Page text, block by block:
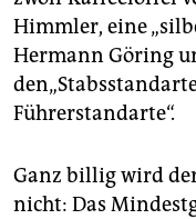
Himmler, eine
Hermann Göring
Führerstandarte“.
Ganz billig wird
nicht: Das